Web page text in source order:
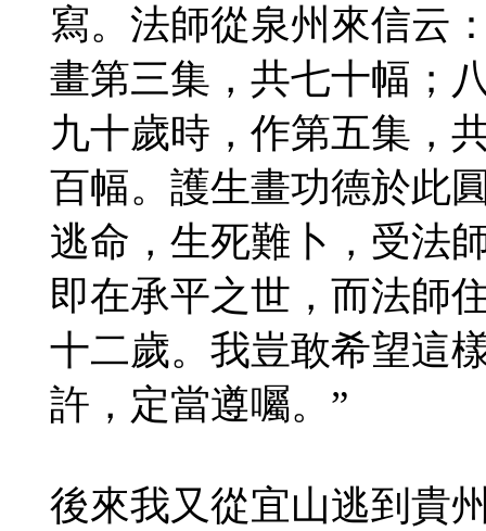
寫。法師從泉州來信云
畫第三集，共七十幅；
九十歲時，作第五集，
百幅。護生畫功德於此
逃命，生死難卜，受法
即在承平之世，而法師
十二歲。我豈敢希望這
許，定當遵囑。”
後來我又從宜山逃到貴